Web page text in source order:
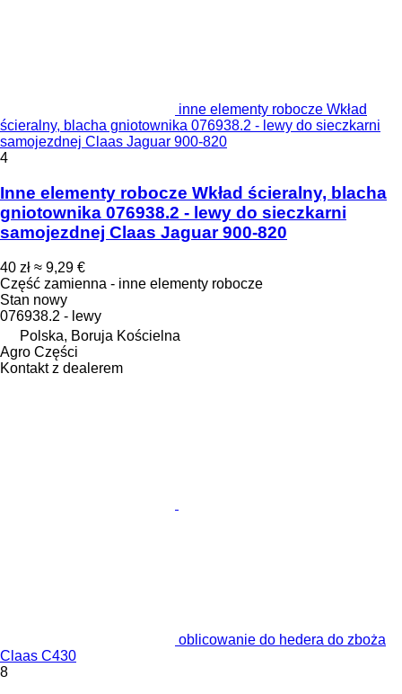
inne elementy robocze Wkład
ścieralny, blacha gniotownika 076938.2 - lewy do sieczkarni
samojezdnej Claas Jaguar 900-820
4
Inne elementy robocze Wkład ścieralny, blacha
gniotownika 076938.2 - lewy do sieczkarni
samojezdnej Claas Jaguar 900-820
40 zł ≈ 9,29 €
Część zamienna - inne elementy robocze
Stan nowy
076938.2 - lewy
Polska, Boruja Kościelna
Agro Części
Kontakt z dealerem
oblicowanie do hedera do zboża
Claas C430
8